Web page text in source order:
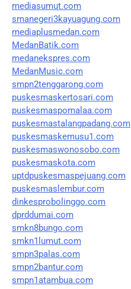
mediasumut.com
smanegeri3kayuagung.com
mediaplusmedan.com
MedanBatik.com
medanekspres.com
MedanMusic.com
smpn2tenggarong.com
puskesmaskertosari.com
puskesmaspomalaa.com
puskesmastalangpadang.com
puskesmaskemusu1.com
puskesmaswonosobo.com
puskesmaskota.com
uptdpuskesmaspejuang.com
puskesmaslembur.com
dinkesprobolinggo.com
dprddumai.com
smkn8bungo.com
smkn1lumut.com
smpn3palas.com
smpn2bantur.com
smpn1atambua.com